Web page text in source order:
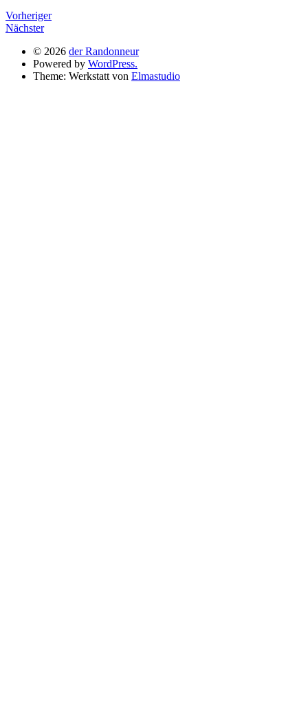
Vorherigervorheriger
Nächsternächster
© 2026 der Randonneur
Powered by WordPress.
Theme: Werkstatt von Elmastudio